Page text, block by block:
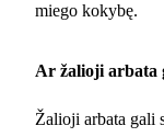
miego kokybę.
Ar žalioji arbata
Žalioji arbata gali